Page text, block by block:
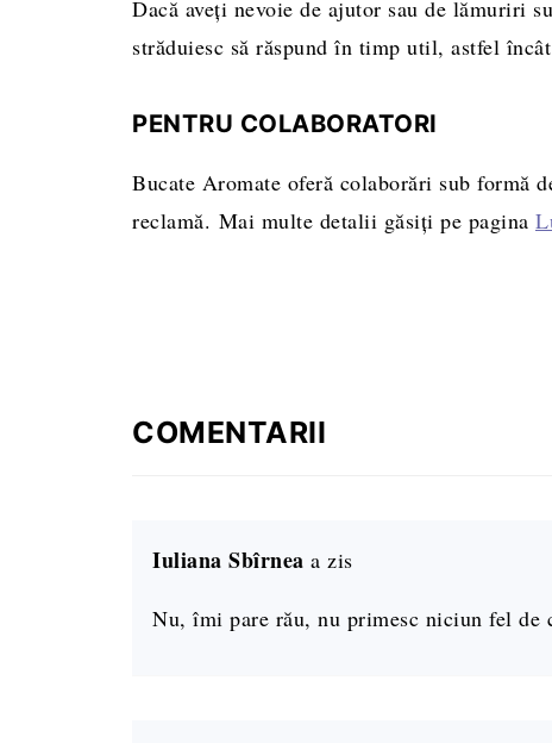
Dacă aveți nevoie de ajutor sau de lămuriri
străduiesc să răspund în timp util, astfel
PENTRU COLABORATORI
Bucate Aromate oferă colaborări sub formă
reclamă. Mai multe detalii găsiți pe pagina
COMENTARII
Iuliana Sbîrnea a zis
Nu, îmi pare rău, nu primesc niciun fel de